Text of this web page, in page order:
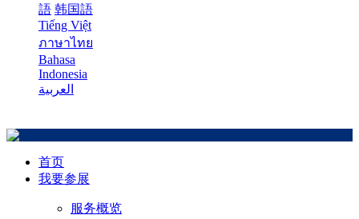
語 韩国語
Tiếng Việt
ภาษาไทย
Bahasa
Indonesia
العربية
首页
我要参展
服务概览